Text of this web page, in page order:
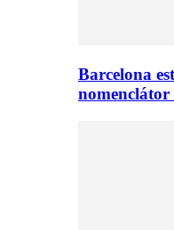
Barcelona
nomenclátor